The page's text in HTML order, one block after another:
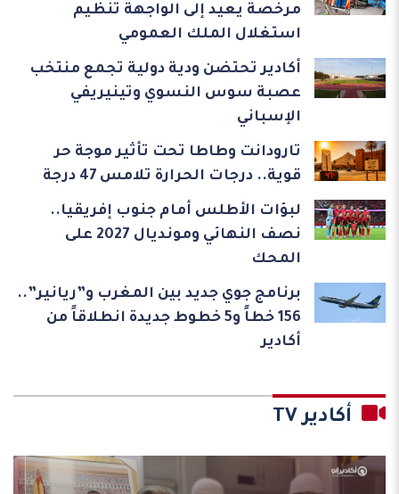
مرخصة يعيد إلى الواجهة تنظيم
استغلال الملك العمومي
أكادير تحتضن ودية دولية تجمع منتخب
عصبة سوس النسوي وتينيريفي
الإسباني
تارودانت وطاطا تحت تأثير موجة حر
قوية.. درجات الحرارة تلامس 47 درجة
لبؤات الأطلس أمام جنوب إفريقيا..
نصف النهائي ومونديال 2027 على
المحك
برنامج جوي جديد بين المغرب و”ريانير”..
156 خطاً و5 خطوط جديدة انطلاقاً من
أكادير
أكادير TV